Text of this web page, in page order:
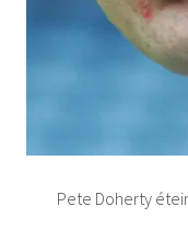
Pete Doherty